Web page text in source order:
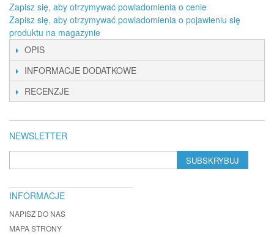
Zapisz się, aby otrzymywać powiadomienia o cenie
Zapisz się, aby otrzymywać powiadomienia o pojawieniu się
produktu na magazynie
OPIS
INFORMACJE DODATKOWE
RECENZJE
NEWSLETTER
SUBSKRYBUJ
INFORMACJE
NAPISZ DO NAS
MAPA STRONY